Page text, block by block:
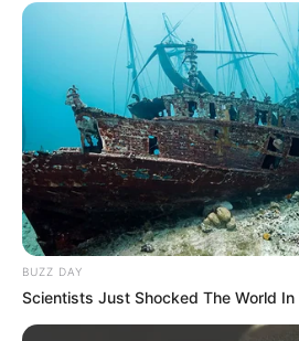
BUZZ DAY
Scientists Just Shocked The World In